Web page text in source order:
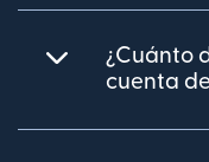
¿Cuánto
cuenta